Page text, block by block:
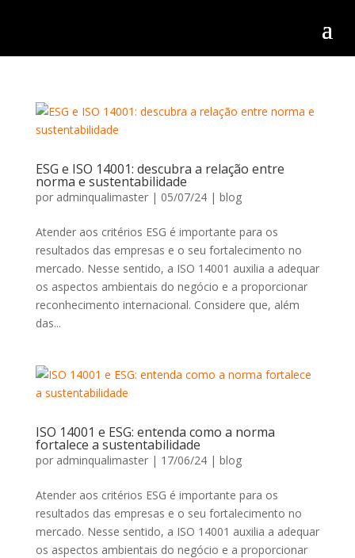
ESG e ISO 14001: descubra a relação entre
norma e sustentabilidade
por adminqualimaster| 05/07/24| blog
Atender aos critérios ESG é importante para os
resultados das empresas e o seu fortalecimento no
mercado. Nesse sentido, a ISO 14001 auxilia a adequar
os aspectos ambientais do negócio e a proporcionar
reconhecimento internacional. Considere que, além
das...
ISO 14001 e ESG: entenda como a norma
fortalece a sustentabilidade
por adminqualimaster| 17/06/24| blog
Atender aos critérios ESG é importante para os
resultados das empresas e o seu fortalecimento no
mercado. Nesse sentido, a ISO 14001 auxilia a adequar
os aspectos ambientais do negócio e a proporcionar